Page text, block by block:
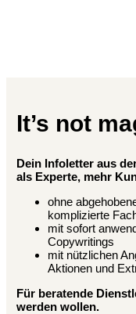
It’s not
Dein Infoletter aus
als Experte, mehr
ohne
komplizierte
mit sofort
Copywritings
mit nützlichen
Aktionen und
Für beratende
werden wollen.